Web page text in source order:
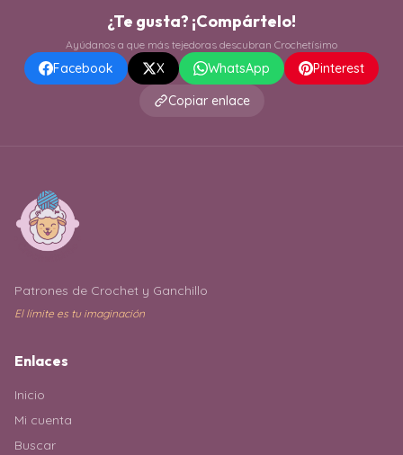
¿Te gusta? ¡Compártelo!
Ayúdanos a que más tejedoras descubran Crochetísimo
Facebook X WhatsApp
Pinterest
Copiar enlace
Patrones de Crochet y Ganchillo
El límite es tu imaginación
Enlaces
Inicio
Mi cuenta
Buscar